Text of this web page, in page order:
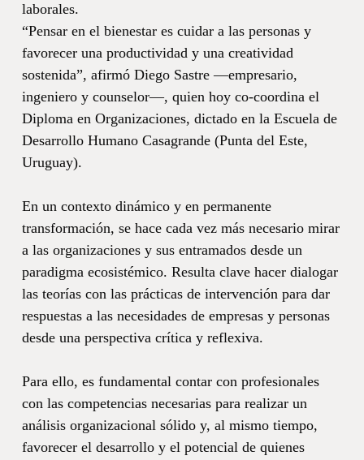
laborales.
“Pensar en el bienestar es cuidar a las personas y
favorecer una productividad y una creatividad
sostenida”, afirmó Diego Sastre —empresario,
ingeniero y counselor—, quien hoy co-coordina el
Diploma en Organizaciones, dictado en la Escuela de
Desarrollo Humano Casagrande (Punta del Este,
Uruguay).
En un contexto dinámico y en permanente
transformación, se hace cada vez más necesario mirar
a las organizaciones y sus entramados desde un
paradigma ecosistémico. Resulta clave hacer dialogar
las teorías con las prácticas de intervención para dar
respuestas a las necesidades de empresas y personas
desde una perspectiva crítica y reflexiva.
Para ello, es fundamental contar con profesionales
con las competencias necesarias para realizar un
análisis organizacional sólido y, al mismo tiempo,
favorecer el desarrollo y el potencial de quienes